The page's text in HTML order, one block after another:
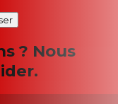
? Nous